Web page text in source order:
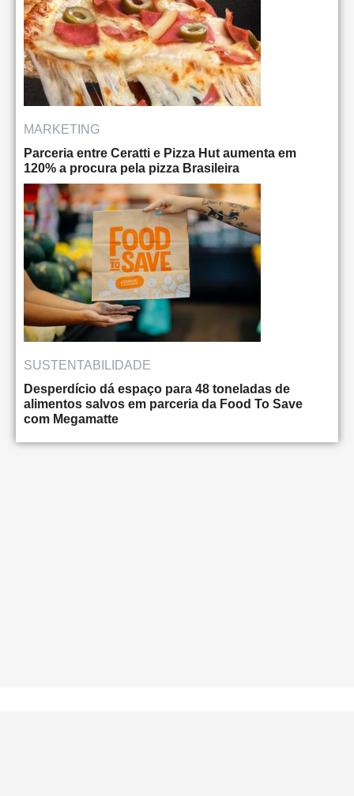
MARKETING
Parceria entre Ceratti e Pizza Hut aumenta em
120% a procura pela pizza Brasileira
SUSTENTABILIDADE
Desperdício dá espaço para 48 toneladas de
alimentos salvos em parceria da Food To Save
com Megamatte